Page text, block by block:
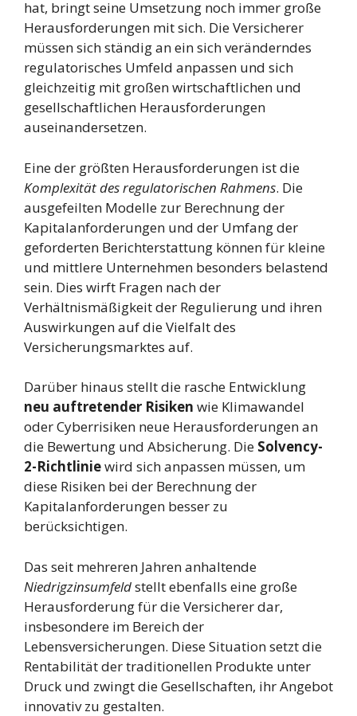
hat, bringt seine Umsetzung noch immer große
Herausforderungen mit sich. Die Versicherer
müssen sich ständig an ein sich veränderndes
regulatorisches Umfeld anpassen und sich
gleichzeitig mit großen wirtschaftlichen und
gesellschaftlichen Herausforderungen
auseinandersetzen.
Eine der größten Herausforderungen ist die
Komplexität des regulatorischen Rahmens. Die
ausgefeilten Modelle zur Berechnung der
Kapitalanforderungen und der Umfang der
geforderten Berichterstattung können für kleine
und mittlere Unternehmen besonders belastend
sein. Dies wirft Fragen nach der
Verhältnismäßigkeit der Regulierung und ihren
Auswirkungen auf die Vielfalt des
Versicherungsmarktes auf.
Darüber hinaus stellt die rasche Entwicklung
neu auftretender Risiken wie Klimawandel
oder Cyberrisiken neue Herausforderungen an
die Bewertung und Absicherung. Die Solvency-
2-Richtliniewird sich anpassen müssen, um
diese Risiken bei der Berechnung der
Kapitalanforderungen besser zu
berücksichtigen.
Das seit mehreren Jahren anhaltende
Niedrigzinsumfeldstellt ebenfalls eine große
Herausforderung für die Versicherer dar,
insbesondere im Bereich der
Lebensversicherungen. Diese Situation setzt die
Rentabilität der traditionellen Produkte unter
Druck und zwingt die Gesellschaften, ihr Angebot
innovativ zu gestalten.